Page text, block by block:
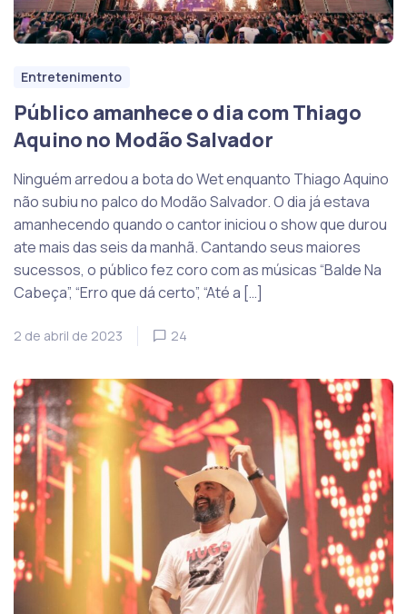
Entretenimento
Público amanhece o dia com Thiago
Aquino no Modão Salvador
Ninguém arredou a bota do Wet enquanto Thiago Aquino
não subiu no palco do Modão Salvador. O dia já estava
amanhecendo quando o cantor iniciou o show que durou
ate mais das seis da manhã. Cantando seus maiores
sucessos, o público fez coro com as músicas “Balde Na
Cabeça”, “Erro que dá certo”, “Até a […]
2 de abril de 2023 24